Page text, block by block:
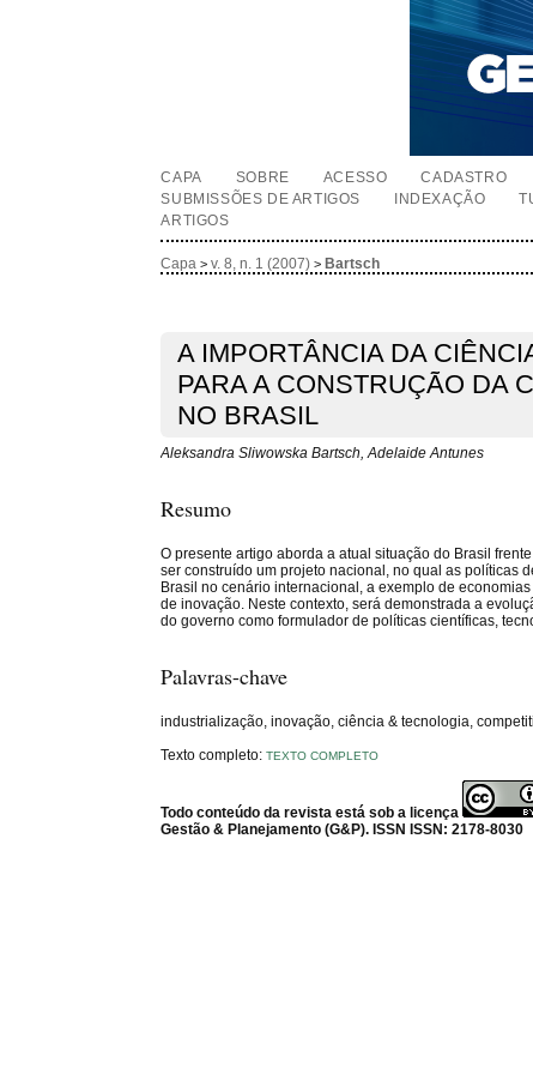
CAPA SOBRE ACESSO CADASTRO
SUBMISSÕES DE ARTIGOS
INDEXAÇÃO
ARTIGOS
Capa >v. 8, n. 1 (2007) > Bartsch
A IMPORTÂNCIA DA
PARA A CONSTRUÇÃO DA
NO BRASIL
Aleksandra Sliwowska Bartsch, Adelaide Antunes
Resumo
O presente artigo aborda a atual situação do Brasil
ser construído um projeto nacional, no qual as políticas
Brasil no cenário internacional, a exemplo de
de inovação. Neste contexto, será demonstrada a
do governo como formulador de políticas científicas,
Palavras-chave
industrialização, inovação, ciência & tecnologia,
Texto completo:TEXTO COMPLETO
Todo conteúdo da revista está sob a licença
Gestão & Planejamento (G&P). ISSN ISSN: 2178-8030